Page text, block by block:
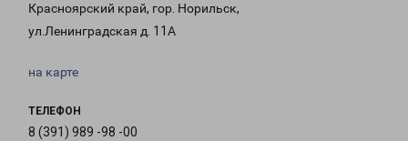
Красноярский край, гор. Норильск,
ул.Ленинградская д. 11А
на карте
ТЕЛЕФОН
8 (391) 989 -98 -00